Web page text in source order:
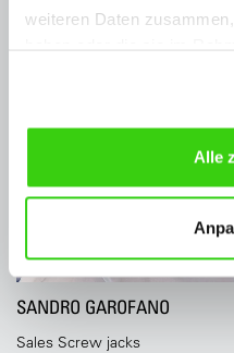
weiteren Daten
Alle
SANDRO GAROFANO
Sales Screw jacks